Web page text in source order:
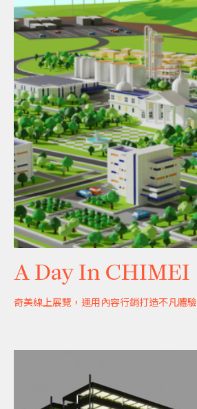
A Day In CHIMEI
奇美線上展覽，運用內容行銷打造不凡體驗